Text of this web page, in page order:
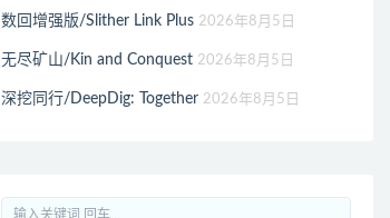
数回增强版/Slither Link Plus 2026年8月5日
无尽矿山/Kin and Conquest 2026年8月5日
深挖同行/DeepDig: Together 2026年8月5日